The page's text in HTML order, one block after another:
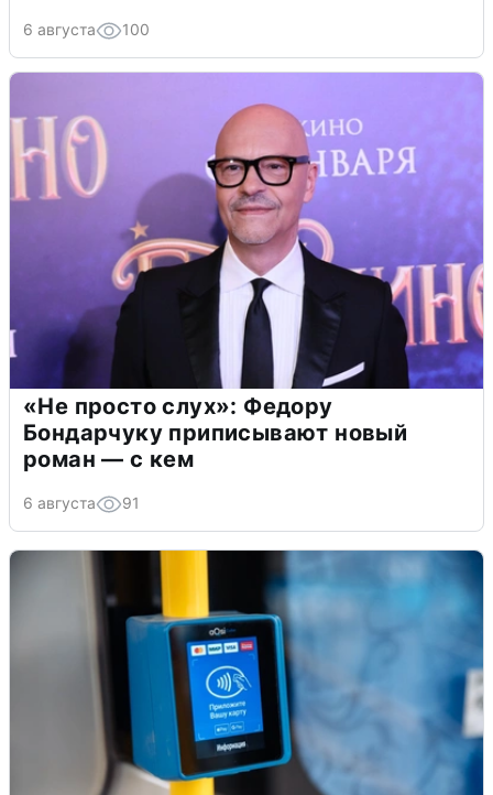
6 августа 100
«Не просто слух»: Федору
Бондарчуку приписывают новый
роман — с кем
6 августа 91